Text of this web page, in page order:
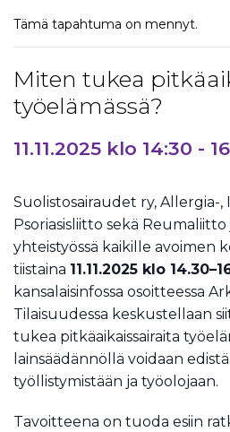
Tämä tapahtuma on mennyt.
Miten tukea
työelämässä?
11.11.2025 klo 14:30 -
Suolistosairaudet ry, Allergia-,
Psoriasisliitto sekä
yhteistyössä kaikille avoimen
tiistaina 11.11.2025 klo
kansalaisinfossa osoitteessa
Tilaisuudessa keskustellaan
tukea pitkäaikaissairaita
lainsäädännöllä voidaan
työllistymistään ja työolojaan.
Tavoitteena on tuoda esiin